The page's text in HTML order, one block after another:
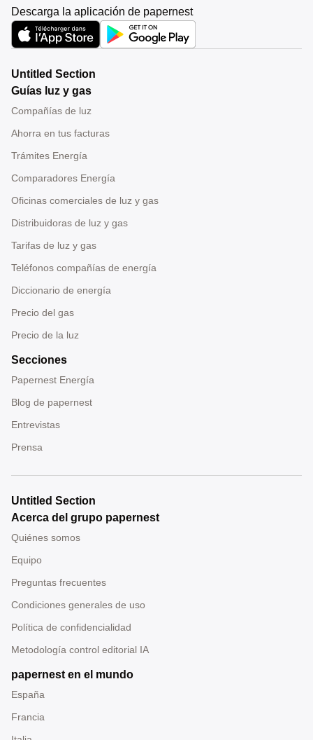
Descarga la aplicación de papernest
Untitled Section
Guías luz y gas
Compañías de luz
Ahorra en tus facturas
Trámites Energía
Comparadores Energía
Oficinas comerciales de luz y gas
Distribuidoras de luz y gas
Tarifas de luz y gas
Teléfonos compañías de energía
Diccionario de energía
Precio del gas
Precio de la luz
Secciones
Papernest Energía
Blog de papernest
Entrevistas
Prensa
Untitled Section
Acerca del grupo papernest
Quiénes somos
Equipo
Preguntas frecuentes
Condiciones generales de uso
Política de confidencialidad
Metodología control editorial IA
papernest en el mundo
España
Francia